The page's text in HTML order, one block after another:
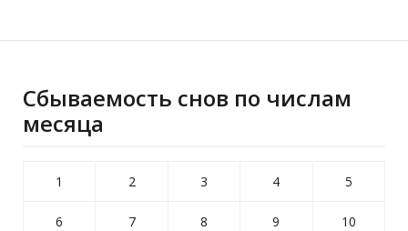
Сбываемость снов по числам
месяца
1 2 3 4 5
6 7 8 9 10